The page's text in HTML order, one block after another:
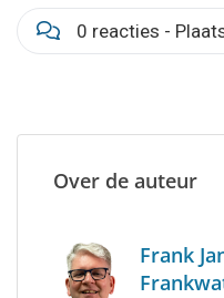
0 reacties -
Over de auteur
Frank